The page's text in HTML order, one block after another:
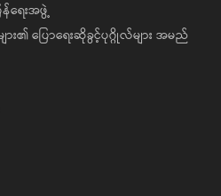
ရေးအဖွဲ့
း၏ ပြောရေးဆိုခွင့်ပုဂ္ဂိုလ်များ အမည်